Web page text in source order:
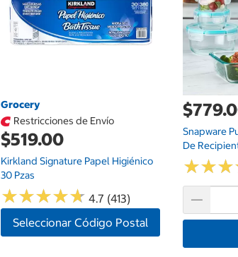
Grocery
Restricciones de Envío
$519.00
Kirkland Signature Papel Higiénico
30 Pzas
★★★★★
★★★★★ 4.7 (413)
Seleccionar Código Postal
Snapware
De
★★★
★★★